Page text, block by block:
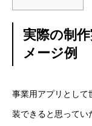
実際の制
メージ例
事業用アプリとして
装できると思ってい